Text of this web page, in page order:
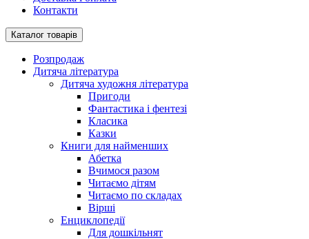
Контакти
Каталог товарів
Розпродаж
Дитяча література
Дитяча художня література
Пригоди
Фантастика і фентезі
Класика
Казки
Книги для найменших
Абетка
Вчимося разом
Читаємо дітям
Читаємо по складах
Вірші
Енциклопедії
Для дошкільнят